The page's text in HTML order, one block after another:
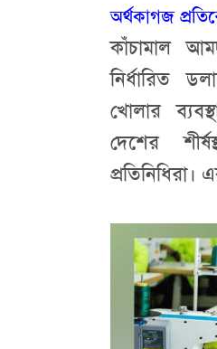
অর্থকাগজ
কাঁচামাল
নির্ধারিত
খোলার
দেশের
প্রতিনিধিরা।